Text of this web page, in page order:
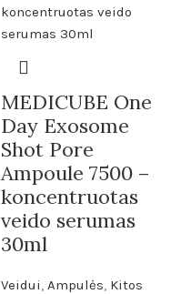
MEDICUBE One
Day Exosome
Shot Pore
Ampoule 7500 –
koncentruotas
veido serumas
30ml
Veidui, Ampulės, Kitos